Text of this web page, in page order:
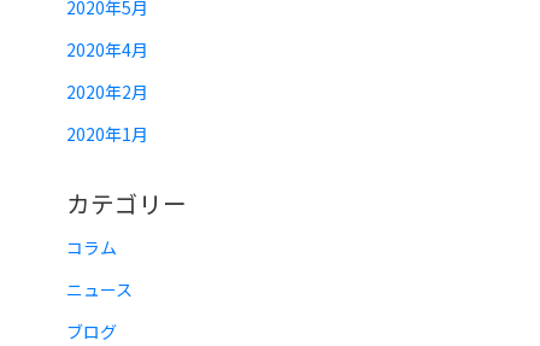
2020年5月
2020年4月
2020年2月
2020年1月
カテゴリー
コラム
ニュース
ブログ